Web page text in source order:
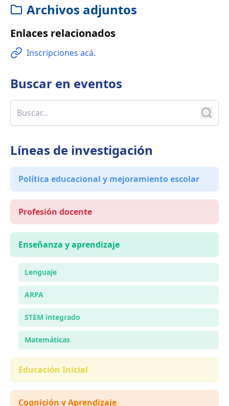
Archivos adjuntos
Enlaces relacionados
Inscripciones acá.
Buscar en eventos
Líneas de investigación
Política educacional y mejoramiento escolar
Profesión docente
Enseñanza y aprendizaje
Lenguaje
ARPA
STEM integrado
Matemáticas
Educación Inicial
Cognición y Aprendizaje